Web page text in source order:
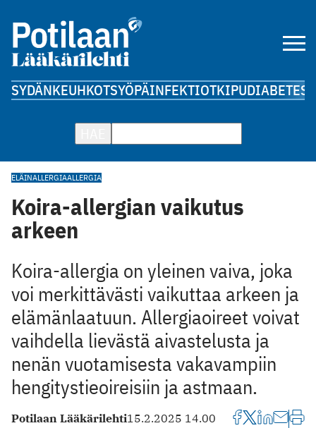
SYDÄNKEUHKOTSYÖPÄINFEKTIOTKIPUDIABETES
ELÄINALLERGIAALLERGIA
Koira-allergian vaikutus
arkeen
Koira-allergia on yleinen vaiva, joka
voi merkittävästi vaikuttaa arkeen ja
elämänlaatuun. Allergiaoireet voivat
vaihdella lievästä aivastelusta ja
nenän vuotamisesta vakavampiin
hengitystieoireisiin ja astmaan.
Potilaan Lääkärilehti15.2.2025 14.00